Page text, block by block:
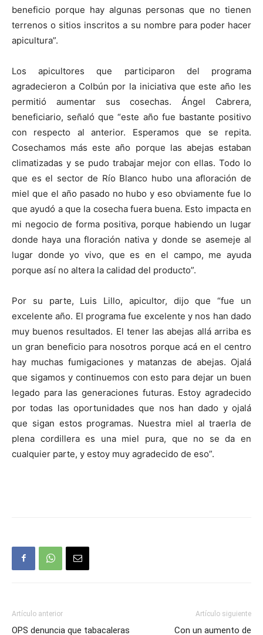
beneficio porque hay algunas personas que no tienen
terrenos o sitios inscritos a su nombre para poder hacer
apicultura”.
Los apicultores que participaron del programa
agradecieron a Colbún por la iniciativa que este año les
permitió aumentar sus cosechas. Ángel Cabrera,
beneficiario, señaló que “este año fue bastante positivo
con respecto al anterior. Esperamos que se repita.
Cosechamos más este año porque las abejas estaban
climatizadas y se pudo trabajar mejor con ellas. Todo lo
que es el sector de Río Blanco hubo una afloración de
miel que el año pasado no hubo y eso obviamente fue lo
que ayudó a que la cosecha fuera buena. Esto impacta en
mi negocio de forma positiva, porque habiendo un lugar
donde haya una floración nativa y donde se asemeje al
lugar donde yo vivo, que es en el campo, me ayuda
porque así no altera la calidad del producto”.
Por su parte, Luis Lillo, apicultor, dijo que “fue un
excelente año. El programa fue excelente y nos han dado
muy buenos resultados. El tener las abejas allá arriba es
un gran beneficio para nosotros porque acá en el centro
hay muchas fumigaciones y matanzas de abejas. Ojalá
que sigamos y continuemos con esto para dejar un buen
legado para las generaciones futuras. Estoy agradecido
por todas las oportunidades que nos han dado y ojalá
que sigan estos programas. Nuestra miel al traerla de
plena cordillera es una miel pura, que no se da en
cualquier parte, y estoy muy agradecido de eso”.
Artículo anterior
OPS denuncia que tabacaleras
Artículo siguiente
Con un aumento de